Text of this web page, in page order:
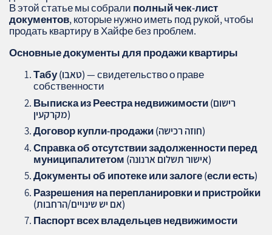
В этой статье мы собрали полный чек-лист
документов, которые нужно иметь под рукой, чтобы
продать квартиру в Хайфе без проблем.
Основные документы для продажи квартиры
Табу (טאבו)— свидетельство о праве
собственности
Выписка из Реестра недвижимости (רישום
מקרקעין)
Договор купли-продажи (חוזה רכישה)
Справка об отсутствии задолженности перед
муниципалитетом (אישור תשלום ארנונה)
Документы об ипотеке или залоге (если есть)
Разрешения на перепланировки и пристройки
(אם יש שינויים/הרחבות)
Паспорт всех владельцев недвижимости